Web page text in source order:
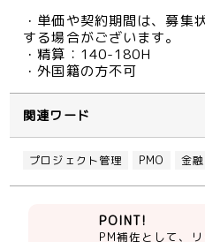
・単価や契約期間は、募集
する場合がございます。
・精算：140-180H
・外国籍の方不可
関連ワード
プロジェクト管理 PMO 金融
POINT!
PM補佐として、